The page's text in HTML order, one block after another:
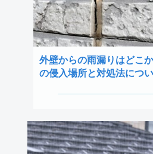
外壁からの雨漏りはどこ
の侵入場所と対処法につ